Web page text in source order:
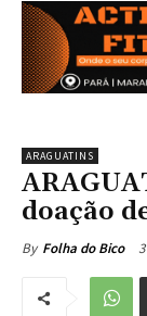
ARAGUATINS
doação
By Folha do Bico